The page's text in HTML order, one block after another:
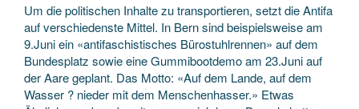
Um die politischen Inhalte zu transportieren, setzt die Antifa
auf verschiedenste Mittel. In Bern sind beispielsweise am
9.Juni ein «antifaschistisches Bürostuhlrennen» auf dem
Bundesplatz sowie eine Gummibootdemo am 23.Juni auf
der Aare geplant. Das Motto: «Auf dem Lande, auf dem
Wasser ? nieder mit dem Menschenhasser.» Etwas